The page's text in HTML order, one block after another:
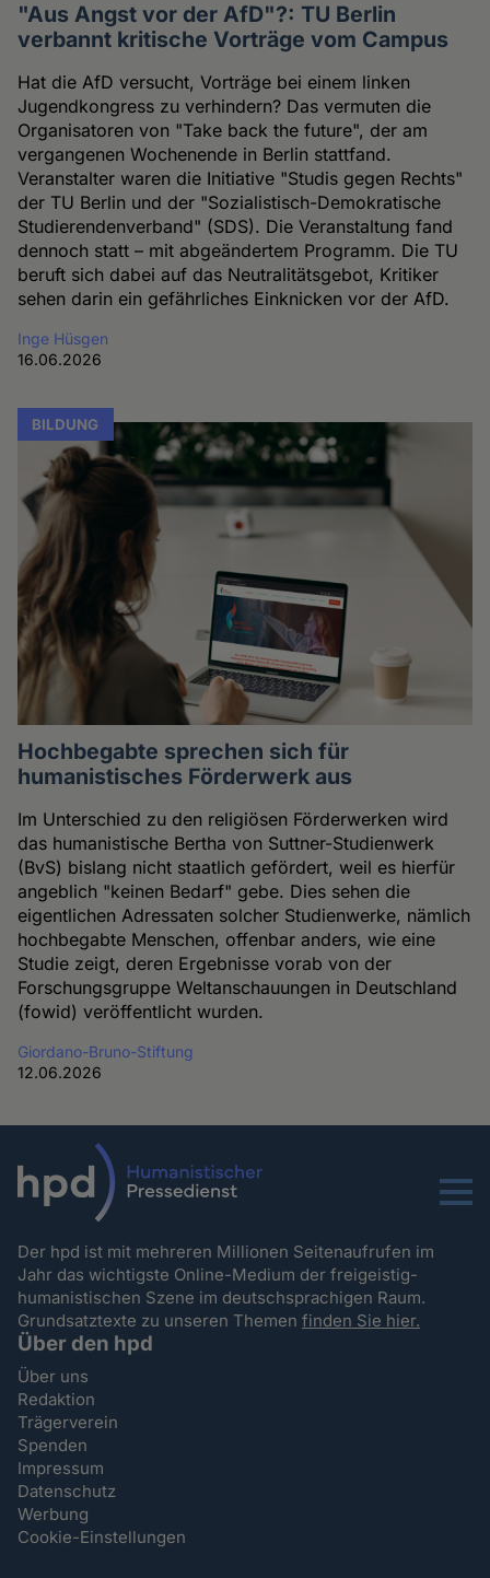
"Aus Angst vor der AfD"?: TU Berlin
verbannt kritische Vorträge vom Campus
Hat die AfD versucht, Vorträge bei einem linken
Jugendkongress zu verhindern? Das vermuten die
Organisatoren von "Take back the future", der am
vergangenen Wochenende in Berlin stattfand.
Veranstalter waren die Initiative "Studis gegen Rechts"
der TU Berlin und der "Sozialistisch-Demokratische
Studierendenverband" (SDS). Die Veranstaltung fand
dennoch statt – mit abgeändertem Programm. Die TU
beruft sich dabei auf das Neutralitätsgebot, Kritiker
sehen darin ein gefährliches Einknicken vor der AfD.
Inge Hüsgen
16.06.2026
BILDUNG
Hochbegabte sprechen sich für
humanistisches Förderwerk aus
Im Unterschied zu den religiösen Förderwerken wird
das humanistische Bertha von Suttner-Studienwerk
(BvS) bislang nicht staatlich gefördert, weil es hierfür
angeblich "keinen Bedarf" gebe. Dies sehen die
eigentlichen Adressaten solcher Studienwerke, nämlich
hochbegabte Menschen, offenbar anders, wie eine
Studie zeigt, deren Ergebnisse vorab von der
Forschungsgruppe Weltanschauungen in Deutschland
(fowid) veröffentlicht wurden.
Giordano-Bruno-Stiftung
12.06.2026
Menu
Der hpd ist mit mehreren Millionen Seitenaufrufen im
Jahr das wichtigste Online-Medium der freigeistig-
humanistischen Szene im deutschsprachigen Raum.
Grundsatztexte zu unseren Themenfinden Sie hier.
Über den hpd
Über uns
Redaktion
Trägerverein
Spenden
Impressum
Datenschutz
Werbung
Cookie-Einstellungen